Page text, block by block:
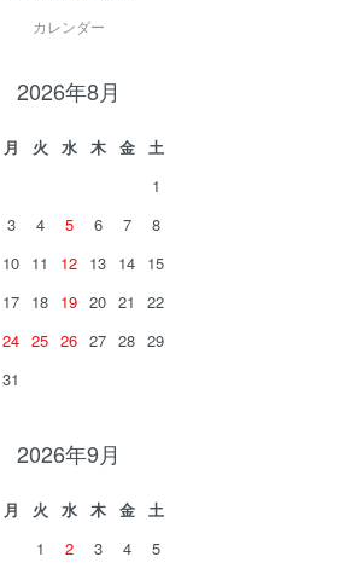
カレンダー
2026年8月
月 火 水 木 金
土
1
3 4 5 6 7
8
10 11 12 13 14 15
17 18 19 20 21
22
24 25 26 27 28 29
31
2026年9月
月 火 水 木 金
土
1
2 3 4
5